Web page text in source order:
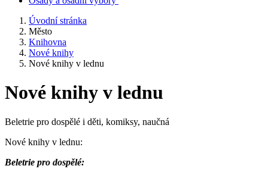
Úvodní stránka
Město
Knihovna
Nové knihy
Nové knihy v lednu
Nové knihy v lednu
Beletrie pro dospělé i děti, komiksy, naučná
Nové knihy v lednu:
Beletrie pro dospělé: